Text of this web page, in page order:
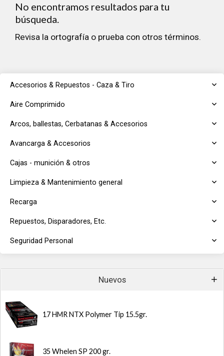
Accesorios & Repuestos - Caza & Tiro
Aire Comprimido
Arcos, ballestas, Cerbatanas & Accesorios
Avancarga & Accesorios
Cajas - munición & otros
Limpieza & Mantenimiento general
Recarga
Repuestos, Disparadores, Etc.
Seguridad Personal
Nuevos
17 HMR NTX Polymer Tip 15.5gr.
35 Whelen SP 200 gr.
No encontramos resultados para tu
búsqueda.
Revisa la ortografía o prueba con otros términos.